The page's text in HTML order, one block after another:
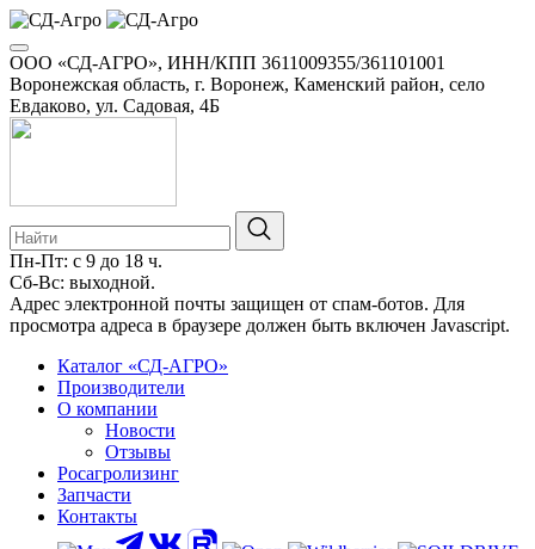
ООО «СД-АГРО», ИНН/КПП 3611009355/361101001
Воронежская область, г. Воронеж, Каменский район, село
Евдаково, ул. Садовая, 4Б
Пн-Пт: с 9 до 18 ч.
Сб-Вс: выходной.
8-800-100-34-01
Адрес электронной почты защищен от спам-ботов. Для
Каталог «СД-АГРО»
Производители
О компании
Новости
Отзывы
Росагролизинг
Запчасти
Контакты